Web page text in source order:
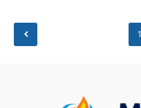
Pagination
publications
1